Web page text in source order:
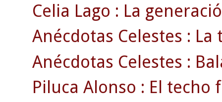
Celia Lago : La
Anécdotas Celestes :
Anécdotas Celestes :
Piluca Alonso : El